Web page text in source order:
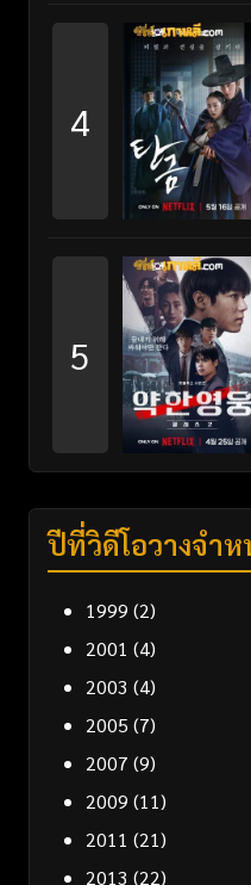
4
5
ปีที่วิดีโอวางจำห
1999 (2)
2001 (4)
2003 (4)
2005 (7)
2007 (9)
2009 (11)
2011 (21)
2013 (22)